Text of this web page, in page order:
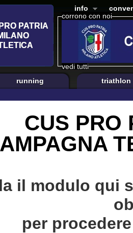
corrono con noi
vedi tutti
info
running triathlon
CUS PRO
il modulo qui
per